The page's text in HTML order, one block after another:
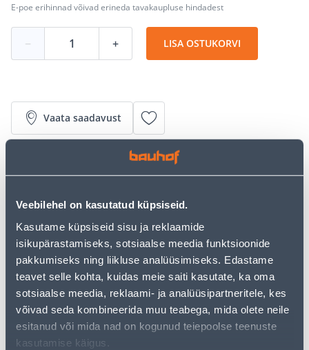
Veebilehel on kasutatud küpsiseid.
Kasutame küpsiseid sisu ja reklaamide
isikupärastamiseks, sotsiaalse meedia funktsioonide
pakkumiseks ning liikluse analüüsimiseks. Edastame
teavet selle kohta, kuidas meie saiti kasutate, ka oma
sotsiaalse meedia, reklaami- ja analüüsipartneritele, kes
võivad seda kombineerida muu teabega, mida olete neile
esitanud või mida nad on kogunud teiepoolse teenuste
kasutamise käigus.
E-poe erihinnad võivad erineda tavakaupluse hindadest
− + LISA OSTUKORVI
Vaata saadavust
• Kogus 5 l.
• HANKIJA LAOST TELLITAV TOODE
Järelmaksu kalkulaator
Sissemakse
Kuumakse 16.48 €